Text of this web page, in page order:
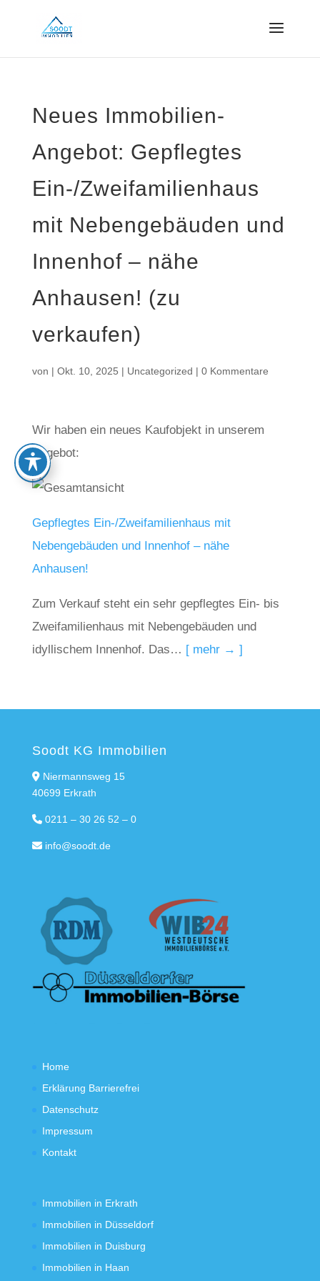
Neues Immobilien-
Angebot: Gepflegtes
Ein-/Zweifamilienhaus
mit Nebengebäuden und
Innenhof – nähe
Anhausen! (zu
verkaufen)
von | Okt. 10, 2025 | Uncategorized | 0 Kommentare
Wir haben ein neues Kaufobjekt in unserem
Angebot:
Gepflegtes Ein-/Zweifamilienhaus mit
Nebengebäuden und Innenhof – nähe
Anhausen!
Zum Verkauf steht ein sehr gepflegtes Ein- bis
Zweifamilienhaus mit Nebengebäuden und
idyllischem Innenhof. Das… [ mehr → ]
Soodt KG Immobilien
Niermannsweg 15
40699 Erkrath
0211 – 30 26 52 – 0
info@soodt.de
Home
Erklärung Barrierefrei
Datenschutz
Impressum
Kontakt
Immobilien in Erkrath
Immobilien in Düsseldorf
Immobilien in Duisburg
Immobilien in Haan